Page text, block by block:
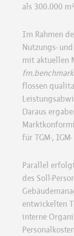
als 300.000
Im Rahmen
Nutzungs-
mit aktuellen
flossen
Daraus
für TGM-,
Parallel
des Soll-
entwickelten
interne